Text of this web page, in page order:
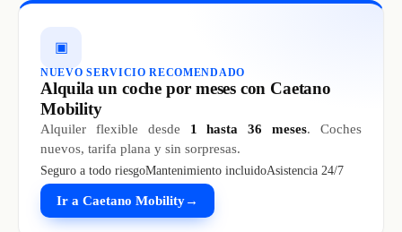
▣
NUEVO SERVICIO RECOMENDADO
Alquila un coche por meses con Caetano
Mobility
Alquiler flexible desde 1 hasta 36 meses. Coches
nuevos, tarifa plana y sin sorpresas.
Seguro a todo riesgoMantenimiento incluidoAsistencia 24/7
Ir a Caetano Mobility→